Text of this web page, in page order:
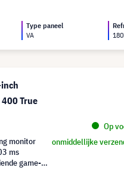
Type paneel
VA
inch
True
Op
onmiddellijke
monitor
ms
game-